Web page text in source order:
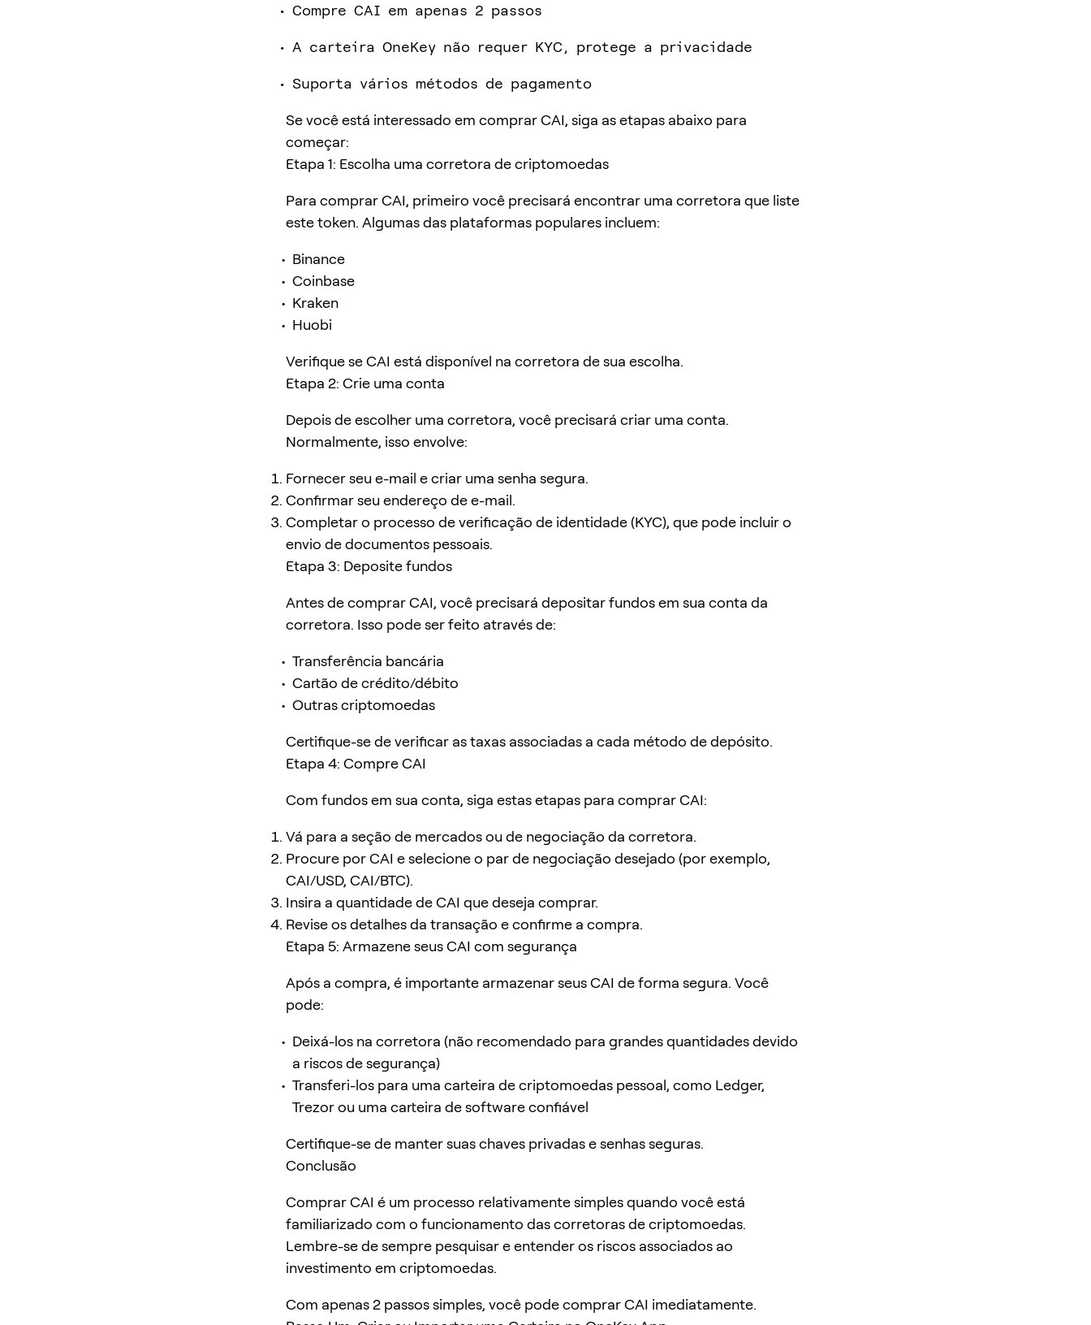
Compre CAI em apenas 2 passos
A carteira OneKey não requer KYC, protege a privacidade
Suporta vários métodos de pagamento
Se você está interessado em comprar CAI, siga as etapas abaixo para
começar:
Etapa 1: Escolha uma corretora de criptomoedas
Para comprar CAI, primeiro você precisará encontrar uma corretora que liste
este token. Algumas das plataformas populares incluem:
Binance
Coinbase
Kraken
Huobi
Verifique se CAI está disponível na corretora de sua escolha.
Etapa 2: Crie uma conta
Depois de escolher uma corretora, você precisará criar uma conta.
Normalmente, isso envolve:
Fornecer seu e-mail e criar uma senha segura.
Confirmar seu endereço de e-mail.
Completar o processo de verificação de identidade (KYC), que pode incluir o
envio de documentos pessoais.
Etapa 3: Deposite fundos
Antes de comprar CAI, você precisará depositar fundos em sua conta da
corretora. Isso pode ser feito através de:
Transferência bancária
Cartão de crédito/débito
Outras criptomoedas
Certifique-se de verificar as taxas associadas a cada método de depósito.
Etapa 4: Compre CAI
Com fundos em sua conta, siga estas etapas para comprar CAI:
Vá para a seção de mercados ou de negociação da corretora.
Procure por CAI e selecione o par de negociação desejado (por exemplo,
CAI/USD, CAI/BTC).
Insira a quantidade de CAI que deseja comprar.
Revise os detalhes da transação e confirme a compra.
Etapa 5: Armazene seus CAI com segurança
Após a compra, é importante armazenar seus CAI de forma segura. Você
pode:
Deixá-los na corretora (não recomendado para grandes quantidades devido
a riscos de segurança)
Transferi-los para uma carteira de criptomoedas pessoal, como Ledger,
Trezor ou uma carteira de software confiável
Certifique-se de manter suas chaves privadas e senhas seguras.
Conclusão
Comprar CAI é um processo relativamente simples quando você está
familiarizado com o funcionamento das corretoras de criptomoedas.
Lembre-se de sempre pesquisar e entender os riscos associados ao
investimento em criptomoedas.
Com apenas 2 passos simples, você pode comprar CAI imediatamente.